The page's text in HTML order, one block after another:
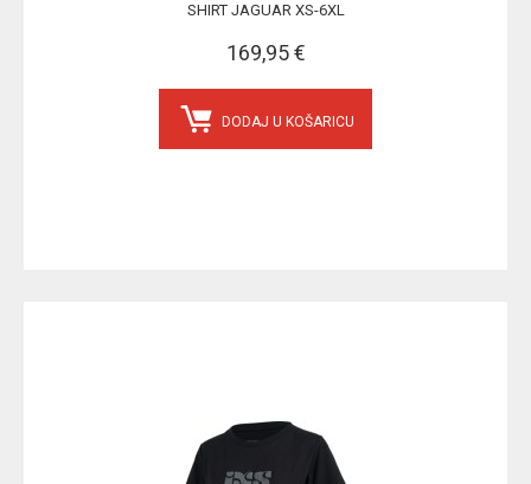
SHIRT JAGUAR XS-6XL
169,95 €
DODAJ U KOŠARICU